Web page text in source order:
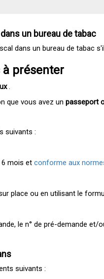
un bureau de tabac
dans un bureau de tabac
à présenter
.
que vous avez unpasseport
suivants :
6 mois etconforme aux
place ou en utilisant le
le n° de pré-demande
suivants :